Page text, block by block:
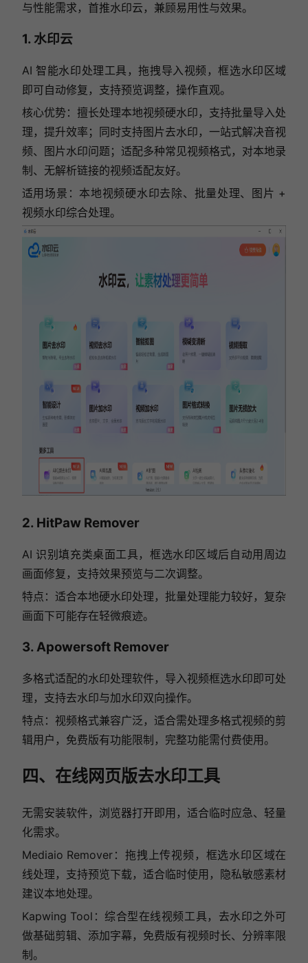
与性能需求，首推水印云，兼顾易用性与效果。
1. 水印云
AI 智能水印处理工具，拖拽导入视频，框选水印区域
即可自动修复，支持预览调整，操作直观。
核心优势：擅长处理本地视频硬水印，支持批量导入处
理，提升效率；同时支持图片去水印，一站式解决音视
频、图片水印问题；适配多种常见视频格式，对本地录
制、无解析链接的视频适配友好。
适用场景：本地视频硬水印去除、批量处理、图片 +
视频水印综合处理。
2. HitPaw Remover
AI 识别填充类桌面工具，框选水印区域后自动用周边
画面修复，支持效果预览与二次调整。
特点：适合本地硬水印处理，批量处理能力较好，复杂
画面下可能存在轻微痕迹。
3. Apowersoft Remover
多格式适配的水印处理软件，导入视频框选水印即可处
理，支持去水印与加水印双向操作。
特点：视频格式兼容广泛，适合需处理多格式视频的剪
辑用户，免费版有功能限制，完整功能需付费使用。
四、在线网页版去水印工具
无需安装软件，浏览器打开即用，适合临时应急、轻量
化需求。
Mediaio Remover：拖拽上传视频，框选水印区域在
线处理，支持预览下载，适合临时使用，隐私敏感素材
建议本地处理。
Kapwing Tool：综合型在线视频工具，去水印之外可
做基础剪辑、添加字幕，免费版有视频时长、分辨率限
制。